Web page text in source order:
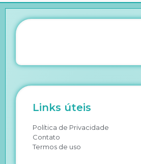
Links úteis
Política de Privacidade
Contato
Termos de uso